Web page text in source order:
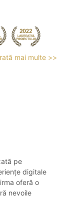
mai multe >>
pe
digitale
oferă o
nevoile